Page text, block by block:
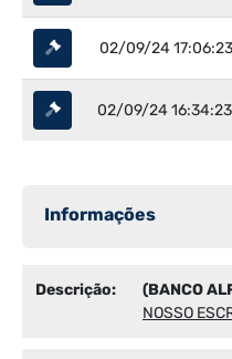
02/09/24
02/09/24
Informações
Descrição: (BANCO
NOSSO